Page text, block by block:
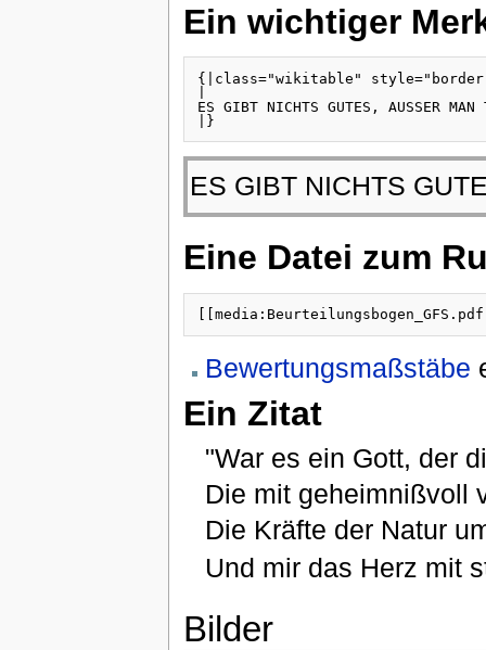
Ein wichtiger
{|class="wikitable"
ES GIBT NICHTS GUTES, AUSSER
|}
ES GIBT NICHTS
Eine Datei zum
Bewertungsmaßstäbe
Ein Zitat
"War es ein Gott, der
Die mit geheimnißvoll
Die Kräfte der Natur
Und mir das Herz mit
Bilder